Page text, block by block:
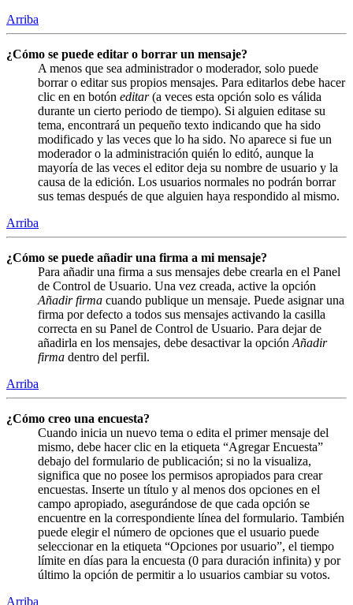
Arriba
¿Cómo se puede editar o borrar un mensaje?
A menos que sea administrador o moderador, solo puede
borrar o editar sus propios mensajes. Para editarlos debe hacer
clic en en botón editar(a veces esta opción solo es válida
durante un cierto periodo de tiempo). Si alguien editase su
tema, encontrará un pequeño texto indicando que ha sido
modificado y las veces que lo ha sido. No aparece si fue un
moderador o la administración quién lo editó, aunque la
mayoría de las veces el editor deja su nombre de usuario y la
causa de la edición. Los usuarios normales no podrán borrar
sus temas después de que alguien haya respondido al mismo.
Arriba
¿Cómo se puede añadir una firma a mi mensaje?
Para añadir una firma a sus mensajes debe crearla en el Panel
de Control de Usuario. Una vez creada, active la opción
Añadir firma cuando publique un mensaje. Puede asignar una
firma por defecto a todos sus mensajes activando la casilla
correcta en su Panel de Control de Usuario. Para dejar de
añadirla en los mensajes, debe desactivar la opción Añadir
firma dentro del perfil.
Arriba
¿Cómo creo una encuesta?
Cuando inicia un nuevo tema o edita el primer mensaje del
mismo, debe hacer clic en la etiqueta “Agregar Encuesta”
debajo del formulario de publicación; si no la visualiza,
significa que no posee los permisos apropiados para crear
encuestas. Inserte un título y al menos dos opciones en el
campo apropiado, asegurándose de que cada opción se
encuentre en la correspondiente línea del formulario. También
puede elegir el número de opciones que el usuario puede
seleccionar en la etiqueta “Opciones por usuario”, el tiempo
límite en días para la encuesta (0 para duración infinita) y por
último la opción de permitir a lo usuarios cambiar su votos.
Arriba